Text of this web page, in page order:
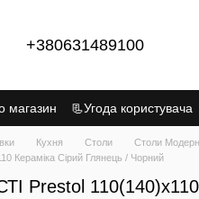
+380631489100
магазин
📃Угода користувача
Кухня Столи Столи Модерн
Кераміка Сірий Глянець / Чорний
Prestol